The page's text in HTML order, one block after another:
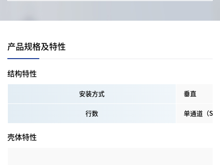
产品规格及特性
结构特性
安装方式 垂直
行数 单通道（
壳体特性